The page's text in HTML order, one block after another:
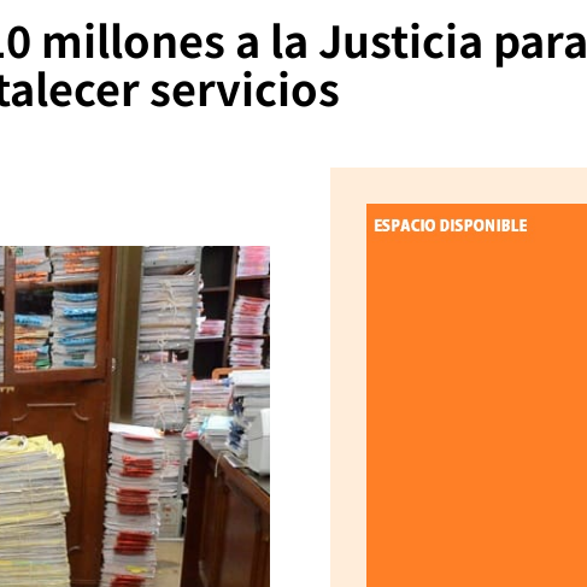
millones a la Justicia para
servicios